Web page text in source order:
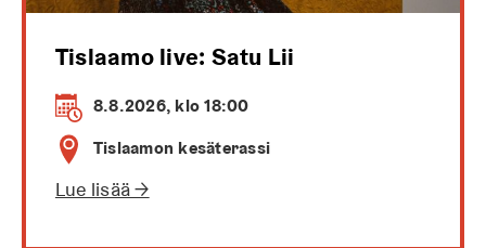
Tislaamo live: Satu Lii
8.8.2026, klo 18:00
Tislaamon kesäterassi
Lue lisää →